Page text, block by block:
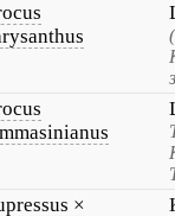
×